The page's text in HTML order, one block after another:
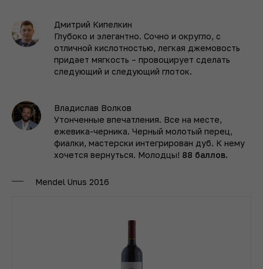
Дмитрий Кипелкин
Глубоко и элегантно. Сочно и округло, с
отличной кислотностью, легкая джемовость
придает мягкость – провоцирует сделать
следующий и следующий глоток.
Владислав Волков
Утонченные впечатления. Все на месте,
ежевика-черника. Черный молотый перец,
фиалки, мастерски интегрирован дуб. К нему
хочется вернуться. Молодцы! 88 баллов.
Mendel Unus 2016